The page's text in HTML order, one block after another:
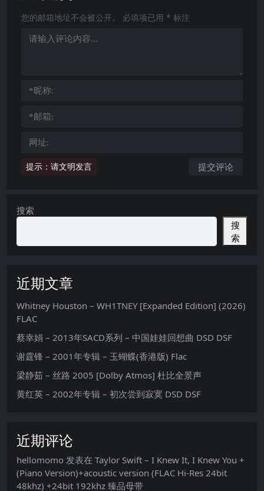
提示：请文明发言
您的邮箱地址不会被公开。 必填项已用 * 标注
搜索
搜
索
近期文章
Whitney Houston – WH1TNEY [Expanded Edition] (2026)
FLAC
蔡幸娟 – 2013年SACD系列 – 中国娃娃回想曲 DSD DSF
谢霆锋 – 2001年专辑 – 玉蝴蝶(香港版) Flac
梁静茹 – 丝路 2005 [Dolby Atmos] 杜比全景声
黄红英 – 2002年专辑 – 初次尝到寂寞 DSD DSF
近期评论
hellomomo 发表在 Taylor Swift – I Knew It, I Knew You +
(Piano Version)+acoustic version (FLAC Hi-Res 24bit
48khz) +24bit 192khz 臻品母带